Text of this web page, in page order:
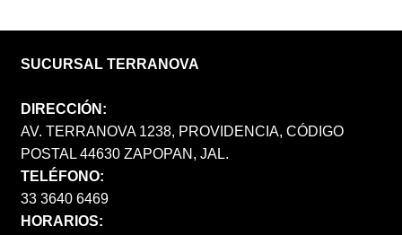
SUCURSAL TERRANOVA
DIRECCIÓN:
AV. TERRANOVA 1238, PROVIDENCIA, CÓDIGO
POSTAL 44630 ZAPOPAN, JAL.
TELÉFONO:
33 3640 6469
HORARIOS: